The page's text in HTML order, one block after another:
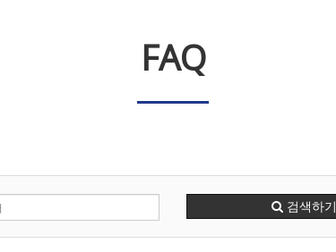
FAQ
검색하기